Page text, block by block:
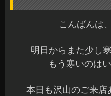
こんばんは
明日からまた少し
もう寒いのは
本日も沢山のご来店